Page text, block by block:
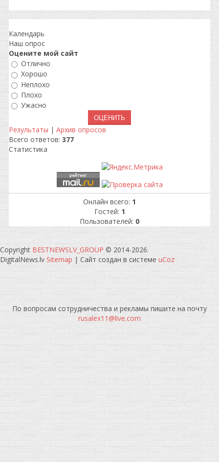
Календарь
Наш опрос
Оцените мой сайт
Отлично
Хорошо
Неплохо
Плохо
Ужасно
Результаты | Архив опросов
Всего ответов: 377
Статистика
Онлайн всего: 1
Гостей: 1
Пользователей: 0
Copyright BESTNEWSLV_GROUP © 2014-2026.
DigitalNews.lv Sitemap | Сайт создан в системе uCoz
По вопросам сотрудничества и рекламы пишите на почту
rusalex11@live.com